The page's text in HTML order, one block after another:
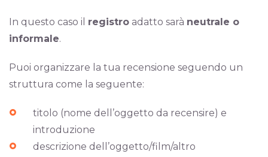
In questo caso il registroadatto sarà neutrale o
informale.
Puoi organizzare la tua recensione seguendo un
struttura come la seguente:
titolo (nome dell’oggetto da recensire) e
introduzione
descrizione dell’oggetto/film/altro